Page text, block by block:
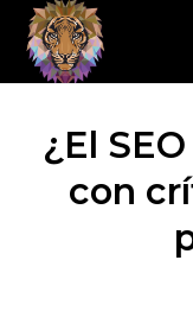
¿El
con